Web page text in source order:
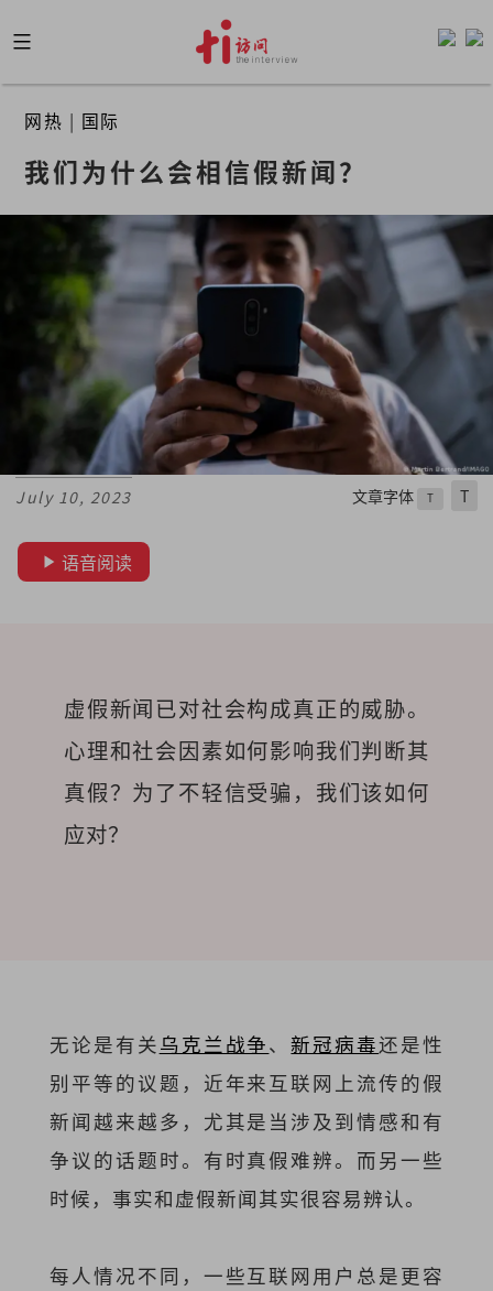
to
content
网热 | 国际
我们为什么会相信假新闻？
July 10, 2023 文章字体 T T
语音阅读
虚假新闻已对社会构成真正的威胁。
心理和社会因素如何影响我们判断其
真假？为了不轻信受骗，我们该如何
应对？
无论是有关乌克兰战争、新冠病毒还是性
别平等的议题，近年来互联网上流传的假
新闻越来越多，尤其是当涉及到情感和有
争议的话题时。有时真假难辨。而另一些
时候，事实和虚假新闻其实很容易辨认。
每人情况不同，一些互联网用户总是更容